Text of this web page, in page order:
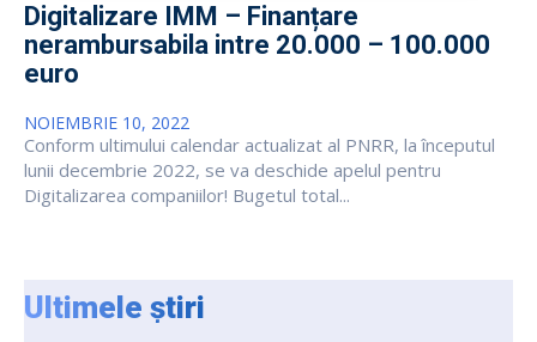
Digitalizare IMM – Finanțare
nerambursabila intre 20.000 – 100.000
euro
NOIEMBRIE 10, 2022
Conform ultimului calendar actualizat al PNRR, la începutul
lunii decembrie 2022, se va deschide apelul pentru
Digitalizarea companiilor! Bugetul total...
Ultimele știri